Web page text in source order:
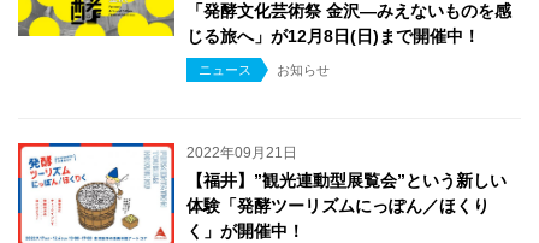
「発酵文化芸術祭 金沢―みえないものを感
じる旅へ」が12月8日(日)まで開催中！
ニュース お知らせ
2022年09月21日
【福井】”観光連動型展覧会”という新しい
体験「発酵ツーリズムにっぽん／ほくり
く」が開催中！